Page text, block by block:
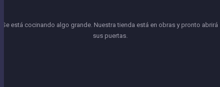
Se está cocinando algo grande. Nuestra tienda está en obras y pronto abrirá
sus puertas.